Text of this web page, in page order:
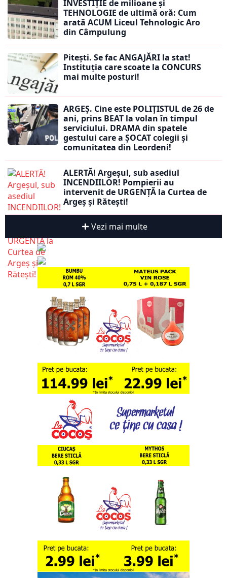
INVESTIȚIE de milioane și
TEHNOLOGIE de ultimă oră: Cum
arată ACUM Liceul Tehnologic Aro
din Câmpulung
Pitești. Se fac ANGAJĂRI la stat!
Instituția care scoate la CONCURS
mai multe posturi!
ARGEȘ. Cine este POLIȚISTUL de 26 de
ani, prins BEAT la volan în timpul
serviciului. DRAMA din spatele
gestului care a ȘOCAT colegii și
comunitatea din Leordeni!
ALERTĂ! Argeșul, sub asediul
INCENDIILOR! Pompierii au
intervenit de URGENȚĂ la Curtea de
Argeș și Rătești!
Vezi mai multe